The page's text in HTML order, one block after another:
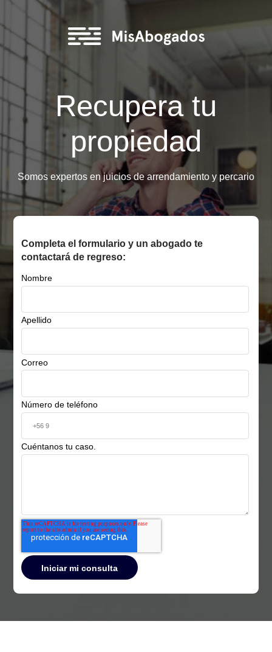
Recupera tu
propiedad
Somos expertos en juicios de arrendamiento y
contactará de regreso:
Apellido
Correo
Número de teléfono